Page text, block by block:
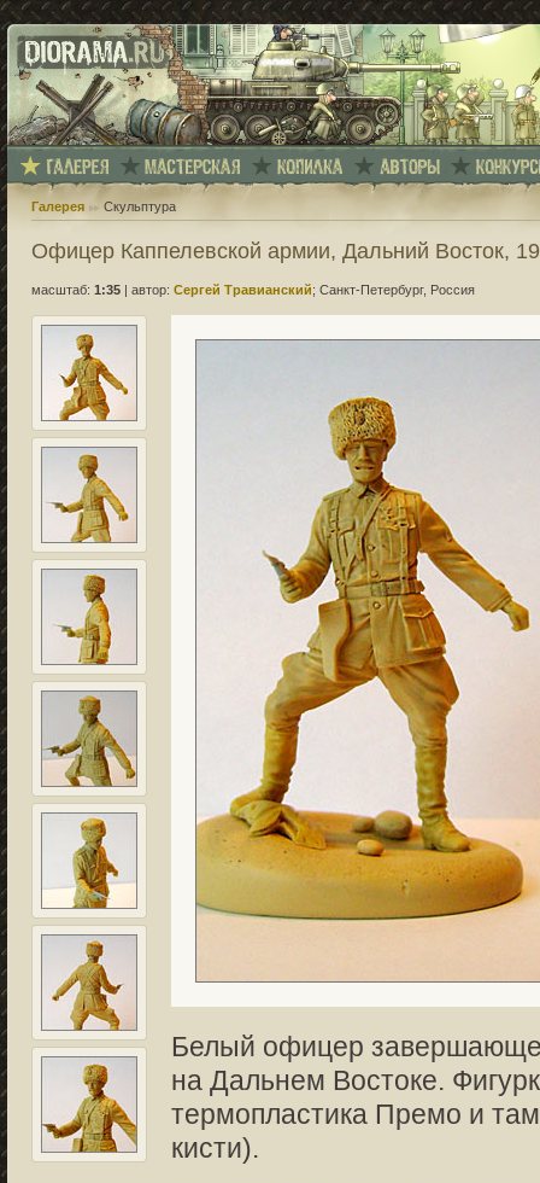
Галерея Скульптура
Офицер Каппелевской армии, Дальний Восток,
масштаб: 1:35 автор: Сергей Травианский; Санкт-Петербург, Россия
Белый офицер
на Дальнем Востоке.
термопластика Премо и
кисти).